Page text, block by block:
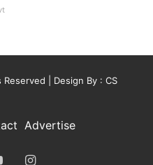
| Design By : CS
Advertise
YouTubeInstagram